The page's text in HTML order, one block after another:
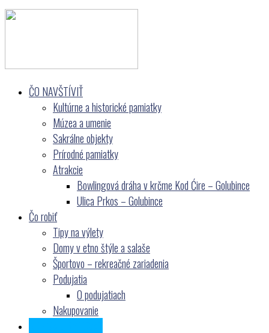
ČO NAVŠTĺVIŤ
Kultúrne a historické pamiatky
Múzea a umenie
Sakrálne objekty
Prírodné pamiatky
Atrakcie
Bowlingová dráha v krčme Kod Ćire – Golubince
Ulica Prkos – Golubince
Čo robiť
Tipy na výlety
Domy v etno štýle a salaše
Športovo – rekreačné zariadenia
Podujatia
O podujatiach
Nakupovanie